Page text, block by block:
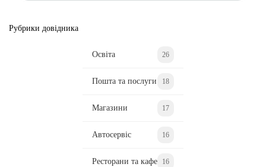
Рубрики довідника
Освіта 26
Пошта та послуги 18
Магазини 17
Автосервіс 16
Ресторани та кафе 16